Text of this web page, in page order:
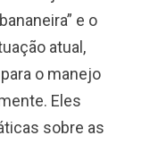
e o
atual,
o manejo
Eles
sobre as